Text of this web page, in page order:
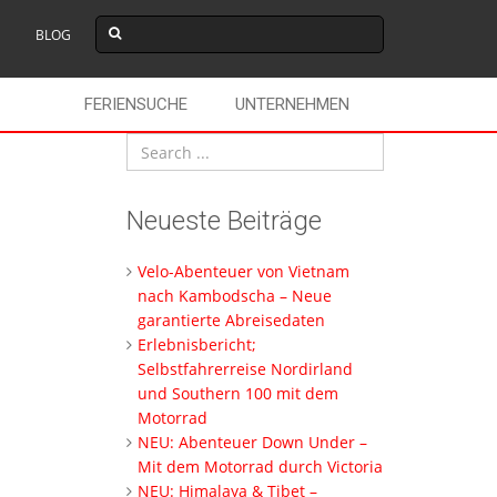
BLOG
UNTERNEHMEN
FERIENSUCHE
Neueste Beiträge
Velo-Abenteuer von Vietnam
nach Kambodscha – Neue
garantierte Abreisedaten
Erlebnisbericht;
Selbstfahrerreise Nordirland
und Southern 100 mit dem
Motorrad
NEU: Abenteuer Down Under –
Mit dem Motorrad durch Victoria
NEU: Himalaya & Tibet –